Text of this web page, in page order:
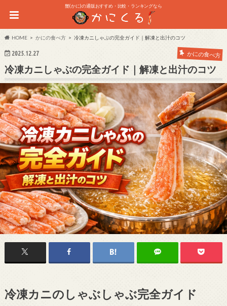
蟹(かに)の通販おすすめ・比較・ランキングなら
HOME かにの食べ方 冷凍カニしゃぶの完全ガイド｜解凍と出汁のコツ
2025.12.27 かにの食べ方
冷凍カニしゃぶの完全ガイド｜解凍と出汁のコツ
冷凍カニのしゃぶしゃぶ完全ガイド